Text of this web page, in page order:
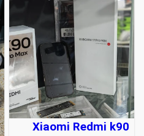
Xiaomi Redmi k90